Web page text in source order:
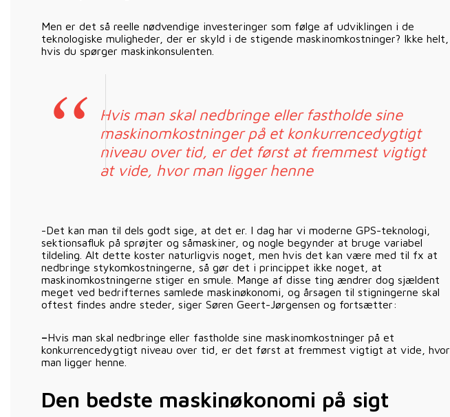
Men er det så reelle nødvendige investeringer som følge af udviklingen i de
teknologiske muligheder, der er skyld i de stigende maskinomkostninger? Ikke helt,
hvis du spørger maskinkonsulenten.
Hvis man skal nedbringe eller fastholde sine
maskinomkostninger på et konkurrencedygtigt
niveau over tid, er det først at fremmest vigtigt
at vide, hvor man ligger henne
-Det kan man til dels godt sige, at det er. I dag har vi moderne GPS-teknologi,
sektionsafluk på sprøjter og såmaskiner, og nogle begynder at bruge variabel
tildeling. Alt dette koster naturligvis noget, men hvis det kan være med til fx at
nedbringe stykomkostningerne, så gør det i princippet ikke noget, at
maskinomkostningerne stiger en smule. Mange af disse ting ændrer dog sjældent
meget ved bedrifternes samlede maskinøkonomi, og årsagen til stigningerne skal
oftest findes andre steder, siger Søren Geert-Jørgensen og fortsætter:
–Hvis man skal nedbringe eller fastholde sine maskinomkostninger på et
konkurrencedygtigt niveau over tid, er det først at fremmest vigtigt at vide, hvor
man ligger henne.
Den bedste maskinøkonomi på sigt